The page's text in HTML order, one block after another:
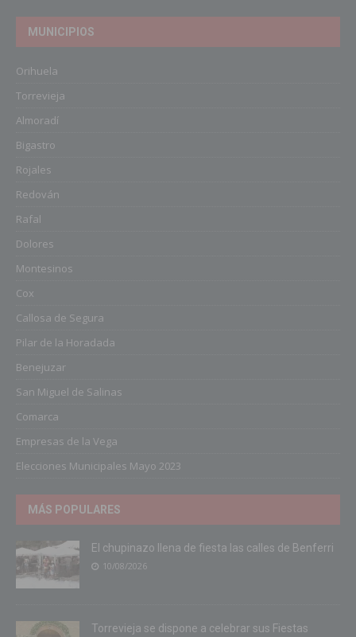
MUNICIPIOS
Orihuela
Torrevieja
Almoradí
Bigastro
Rojales
Redován
Rafal
Dolores
Montesinos
Cox
Callosa de Segura
Pilar de la Horadada
Benejuzar
San Miguel de Salinas
Comarca
Empresas de la Vega
Elecciones Municipales Mayo 2023
MÁS POPULARES
El chupinazo llena de fiesta las calles de Benferri
10/08/2026
Torrevieja se dispone a celebrar sus Fiestas